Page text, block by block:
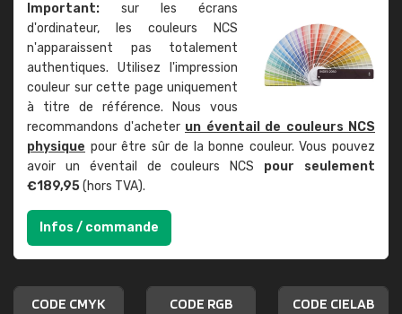
Important: sur les écrans
d'ordinateur, les couleurs NCS
n'apparaissent pas totalement
authentiques. Utilisez l'impression
couleur sur cette page uniquement
à titre de référence. Nous vous
recommandons d'acheter un éventail de couleurs NCS
physique pour être sûr de la bonne couleur. Vous pouvez
avoir un éventail de couleurs NCS pour seulement
€189,95(hors TVA).
Infos / commande
CODE CMYK CODE RGB CODE CIELAB